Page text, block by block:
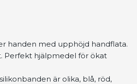
handen med upphöjd handflata.
Perfekt hjälpmedel för ökat
är olika, blå, röd,